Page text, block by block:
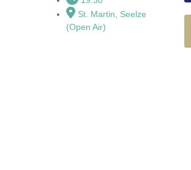
St. Martin, Seelze
(Open Air)